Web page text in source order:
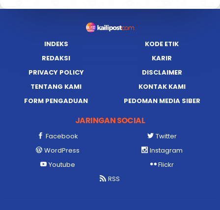
INDEKS
KODE ETIK
REDAKSI
KARIR
PRIVACY POLICY
DISCLAIMER
TENTANG KAMI
KONTAK KAMI
FORM PENGADUAN
PEDOMAN MEDIA SIBER
JARINGAN SOCIAL
Facebook
Twitter
WordPress
Instagram
Youtube
Flickr
RSS